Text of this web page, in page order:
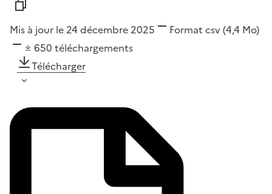
Mis à jour le 24 décembre 2025 Format csv(4,4 Mo)
650 téléchargements
Télécharger